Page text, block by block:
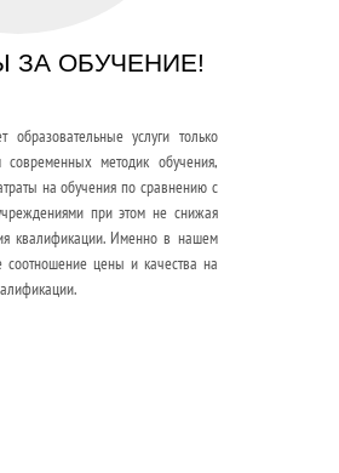
ЗА ОБУЧЕНИЕ!
образовательные услуги только
методик обучения,
на обучения по сравнению с
при этом не снижая
квалификации. Именно в нашем
соотношение цены и качества на